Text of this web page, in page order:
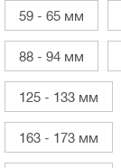
59 - 65 мм
88 - 94 мм
125 - 133 мм
163 - 173 мм